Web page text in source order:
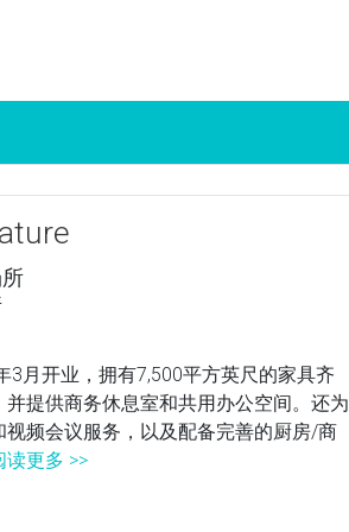
3月开业，拥有7,500平方英尺的家具齐
并提供商务休息室和共用办公空间。还为
视频会议服务，以及配备完善的厨房/商
读更多 >>